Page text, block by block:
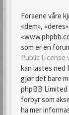
Foraene våre
«dem»,
som er en
Public License
kan lastes ned
gjør det bare
phpBB
forbyr som
ha mer